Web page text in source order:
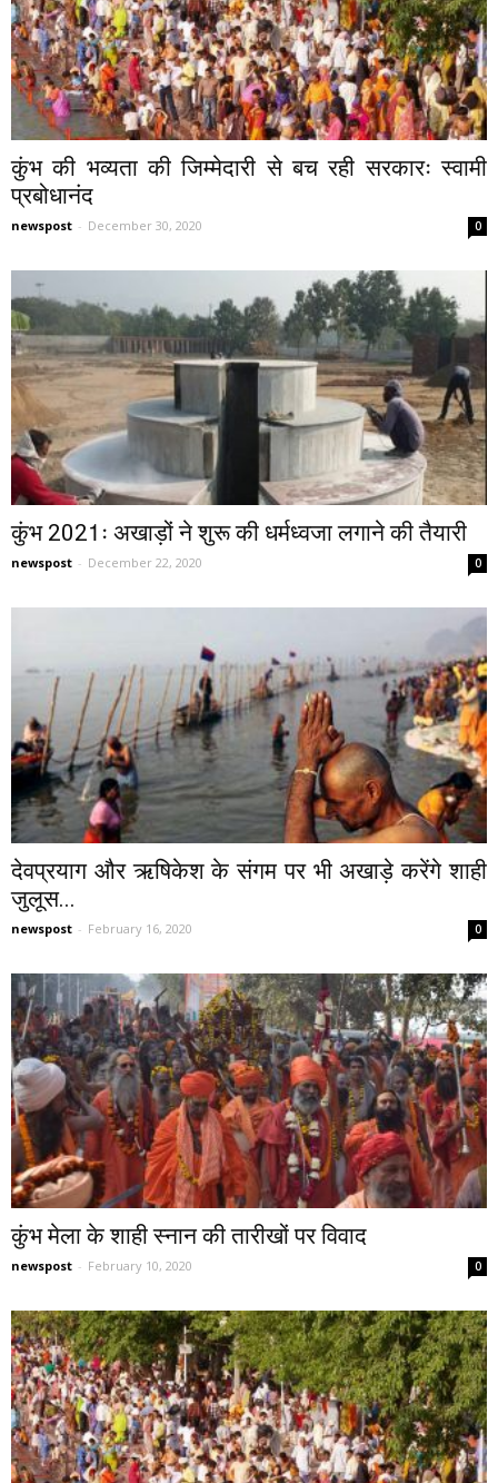
कुंभ की भव्यता की जिम्मेदारी से बच रही सरकारः स्वामी
प्रबोधानंद
newspost - December 30, 2020 0
कुंभ 2021ः अखाड़ों ने शुरू की धर्मध्वजा लगाने की तैयारी
newspost - December 22, 2020 0
देवप्रयाग और ऋषिकेश के संगम पर भी अखाड़े करेंगे शाही
जुलूस...
newspost - February 16, 2020 0
कुंभ मेला के शाही स्नान की तारीखों पर विवाद
newspost - February 10, 2020 0